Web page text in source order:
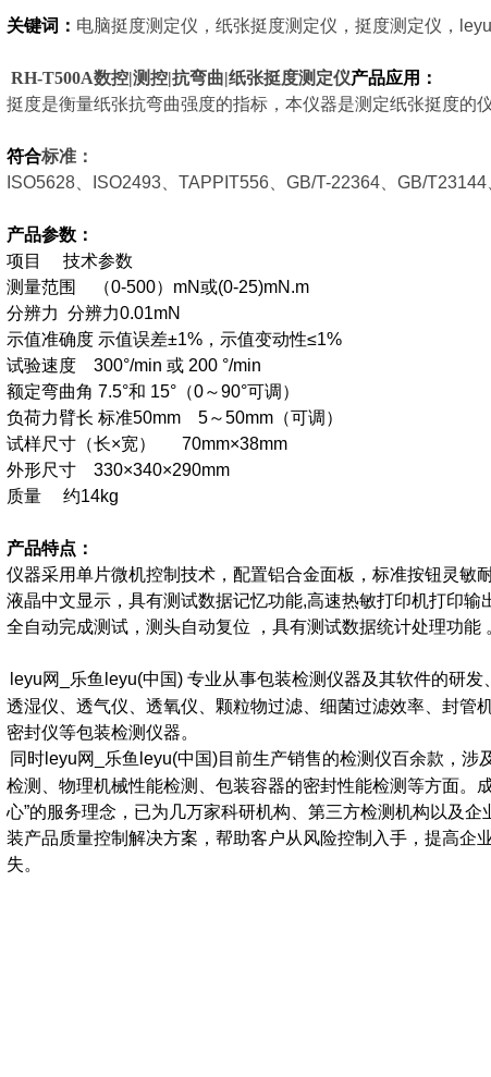
关键词： 电脑挺度测定仪，纸张挺度测定仪，挺度测定仪，
RH-T500A数控|测控|抗弯曲|纸张挺度测定仪产品应用：
挺度是衡量纸张抗弯曲强度的指标，本仪器是测定纸张挺度的仪
符合标准：
ISO5628 、ISO2493、TAPPIT556、GB/T-22364、GB/
产品参数：
项目 技术参数
测量范围 （0-500）mN或(0-25)mN.m
分辨力 分辨力0.01mN
示值准确度 示值误差±1%，示值变动性≤1%
试验速度 300°/min 或 200 °/min
额定弯曲角 7.5°和 15°（0～90°可调）
负荷力臂长 标准50mm 5～50mm（可调）
试样尺寸（长×宽） 70mm×38mm
外形尺寸 330×340×290mm
质量 约14kg
产品特点：
仪器采用单片微机控制技术，配置铝合金面板，标准按钮灵敏耐
液晶中文显示，具有测试数据记忆功能,高速热敏打印机打印输
全自动完成测试，测头自动复位 ，具有测试数据统计处理功能
leyu网_乐鱼leyu(中国) 专业从事包装检测仪器及其软件的研
透湿仪、透气仪、透氧仪、颗粒物过滤、细菌过滤效率、封管
密封仪等包装检测仪器。
同时leyu网_乐鱼leyu(中国)目前生产销售的检测仪百余款，涉
检测、物理机械性能检测、包装容器的密封性能检测等方面。
心”的服务理念，已为几万家科研机构、第三方检测机构以及
装产品质量控制解决方案，帮助客户从风险控制入手，提高企
失。